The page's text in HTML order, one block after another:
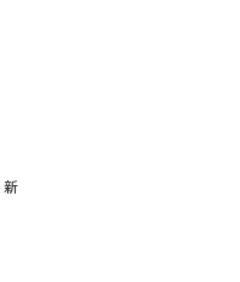
新